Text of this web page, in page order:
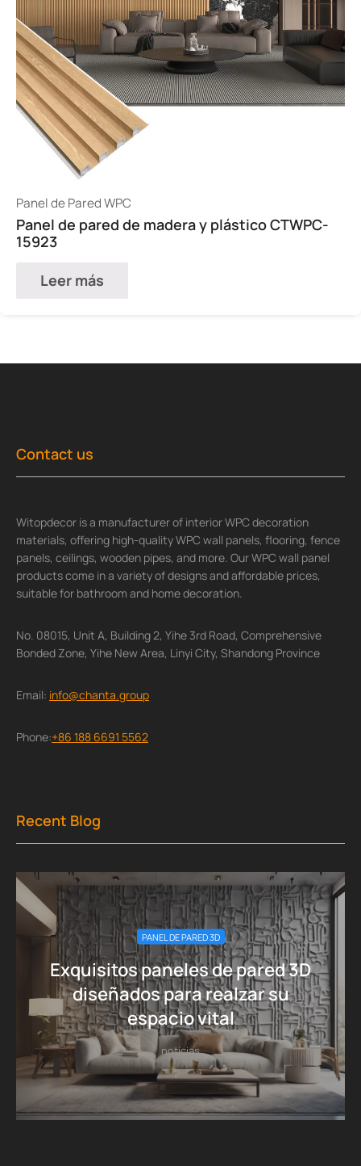
Panel de Pared WPC
Panel de pared de madera y plástico CTWPC-
15923
Leer más
Contact us
Witopdecor is a manufacturer of interior WPC decoration
materials, offering high-quality WPC wall panels, flooring, fence
panels, ceilings, wooden pipes, and more. Our WPC wall panel
products come in a variety of designs and affordable prices,
suitable for bathroom and home decoration.
No. 08015, Unit A, Building 2, Yihe 3rd Road, Comprehensive
Bonded Zone, Yihe New Area, Linyi City, Shandong Province
Email: info@chanta.group
Phone:+86 188 6691 5562
Recent Blog
PANEL DE PARED 3D
Exquisitos paneles de pared 3D
diseñados para realzar su
espacio vital
noticias